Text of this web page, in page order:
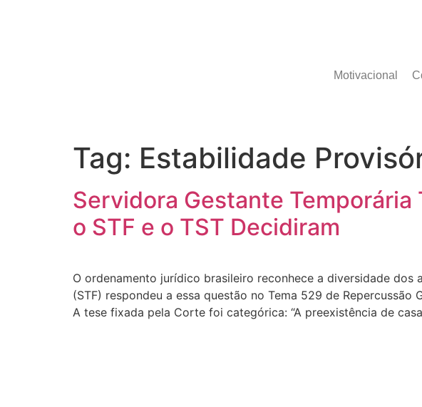
Motivacional
Tag: Estabilidade
Servidora Gestante
o STF e o TST Decidiram
O ordenamento jurídico brasileiro reconhece a diversidade dos
(STF) respondeu a essa questão no Tema 529 de
A tese fixada pela Corte foi categórica: “A preexistência de